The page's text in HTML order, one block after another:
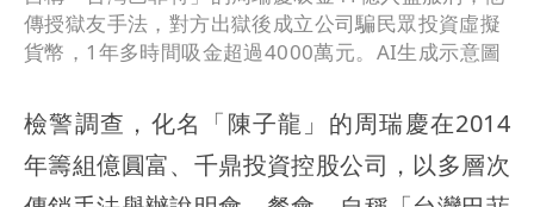
傳授獄友手法，對方出獄後成立公司騙民眾投資虛擬
貨幣，1年多時間吸金超過4000萬元。AI生成示意圖
檢警調查，化名「陳子龍」的周瑞慶在2014
年籌組億圓富、千鼎投資控股公司，以多層次